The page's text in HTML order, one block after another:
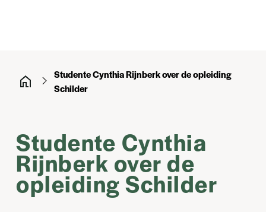
Studente Cynthia Rijnberk over de opleiding
Schilder
Studente Cynthia
Rijnberk over de
opleiding Schilder